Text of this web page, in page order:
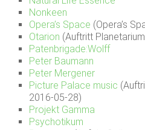
Nonkeen
Opera’s Space (Opera’s
Otarion (Auftritt
Patenbrigade:Wolff
Peter Baumann
Peter Mergener
Picture Palace music
2016-05-28)
Projekt Gamma
Psychotikum